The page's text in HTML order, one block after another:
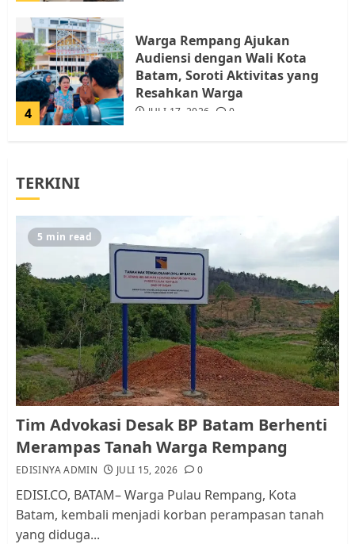
4
Warga Rempang Ajukan
Audiensi dengan Wali Kota
Batam, Soroti Aktivitas yang
Resahkan Warga
JULI 17, 2026 0
5
1
Pemko Batam Tegaskan RT dan
RW bukan Petugas Pendataan
dan Pemungutan Pajak
AGUSTUS 1, 2026 0
Kader Pajak jadi Penghubung
Pemerintah dan Masyarakat di
Lingkungan RT/RW
AGUSTUS 1, 2026
TERKINI
5 min read
Tim Advokasi Desak BP Batam Berhenti
Merampas Tanah Warga Rempang
EDISINYA ADMIN JULI 15, 2026 0
EDISI.CO, BATAM– Warga Pulau Rempang, Kota
Batam, kembali menjadi korban perampasan tanah
yang diduga...